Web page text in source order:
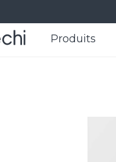
Produits
Produits